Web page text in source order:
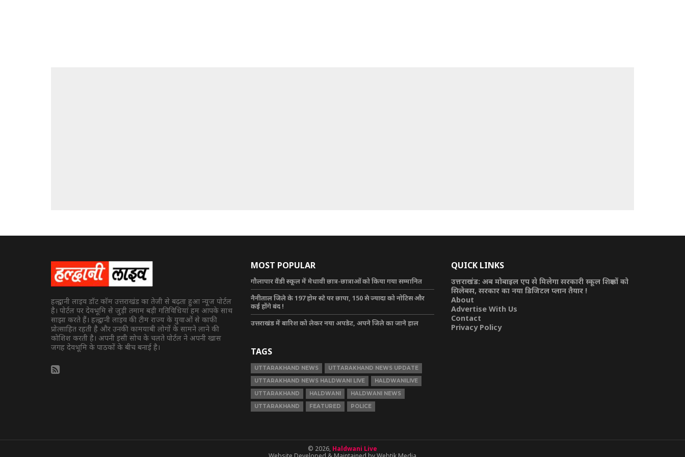
हल्द्वानी लाइव डॉट कॉम उत्तराखंड का तेजी से बढ़ता हुआ न्यूज पोर्टल
है। पोर्टल पर देवभूमि से जुड़ी तमाम बड़ी गतिविधियां हम आपके साथ
साझा करते हैं। हल्द्वानी लाइव की टीम राज्य के युवाओं से काफी
प्रोत्साहित रहती है और उनकी कामयाबी लोगों के सामने लाने की
कोशिश करती है। अपनी इसी सोच के चलते पोर्टल ने अपनी खास
जगह देवभूमि के पाठकों के बीच बनाई है।
MOST POPULAR
गौलापार वैंडी स्कूल में मेधावी छात्र-छात्राओं को किया गया सम्मानित
नैनीताल जिले के 197 होम स्टे पर छापा, 150 से ज्यादा को नोटिस और
कई होंगे बंद !
उत्तराखंड में बारिश को लेकर नया अपडेट, अपने जिले का जाने हाल
QUICK LINKS
उत्तराखंड: अब मोबाइल एप से मिलेगा सरकारी स्कूल शिक्षकों को
सिलेबस, सरकार का नया डिजिटल प्लान तैयार !
About
Advertise With Us
Contact
Privacy Policy
TAGS
UTTARAKHAND NEWS
UTTARAKHAND NEWS UPDATE
UTTARAKHAND NEWS HALDWANI LIVE
HALDWANILIVE
UTTARAKHAND
HALDWANI
HALDWANI NEWS
UTTARAKHAND
FEATURED POLICE
© 2026, Haldwani Live